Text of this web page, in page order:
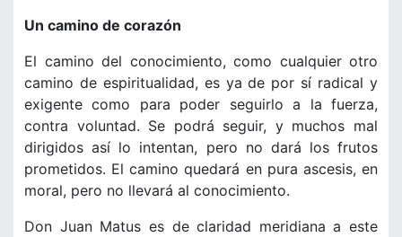
Un camino de corazón
El camino del conocimiento, como cualquier otro
camino de espiritualidad, es ya de por sí radical y
exigente como para poder seguirlo a la fuerza,
contra voluntad. Se podrá seguir, y muchos mal
dirigidos así lo intentan, pero no dará los frutos
prometidos. El camino quedará en pura ascesis, en
moral, pero no llevará al conocimiento.
Don Juan Matus es de claridad meridiana a este